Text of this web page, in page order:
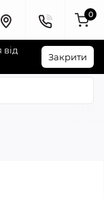
Закрити
0